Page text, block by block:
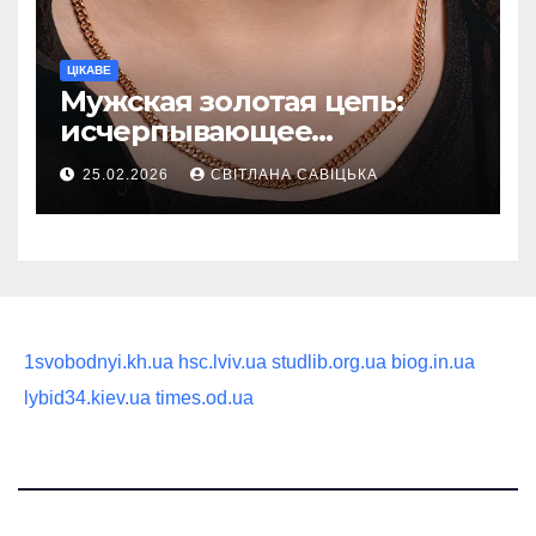
ЦІКАВЕ
Мужская золотая цепь:
исчерпывающее
руководство по выбору
статусного украшения
25.02.2026 СВІТЛАНА САВІЦЬКА
1svobodnyi.kh.ua hsc.lviv.ua studlib.org.ua biog.in.ua
lybid34.kiev.ua times.od.ua